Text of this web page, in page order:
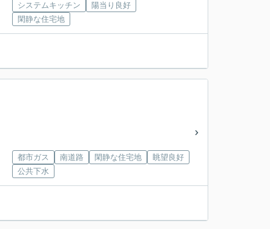
システムキッチン
陽当り良好
閑静な住宅地
都市ガス 南道路 閑静な住宅地
眺望良好
公共下水